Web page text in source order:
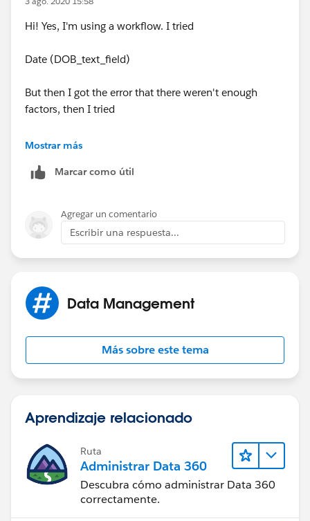
Hi! Yes, I'm using a workflow. I tried
Date (DOB_text_field)
But then I got the error that there weren't enough
factors, then I tried
Date (DOB_text_field, DOB_text_field, DOB_text_field)
and got an error that it needed numbers not text
Mostrar más
Marcar como útil
Agregar un comentario
Escribir una respuesta...
Data Management
Más sobre este tema
Aprendizaje relacionado
Ruta
Administrar Data 360
Descubra cómo administrar Data 360
correctamente.